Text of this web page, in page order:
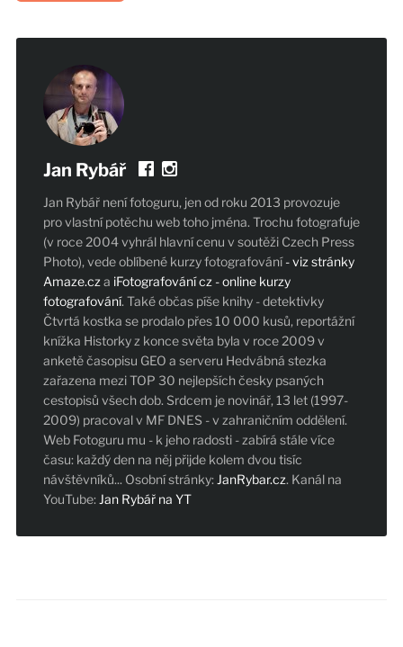
Jan Rybář
Jan Rybář není fotoguru, jen od roku 2013 provozuje
pro vlastní potěchu web toho jména. Trochu fotografuje
(v roce 2004 vyhrál hlavní cenu v soutěži Czech Press
Photo), vede oblíbené kurzy fotografování- viz stránky
Amaze.cz a iFotografování cz - online kurzy
fotografování. Také občas píše knihy - detektivky
Čtvrtá kostka se prodalo přes 10 000 kusů, reportážní
knížka Historky z konce světa byla v roce 2009 v
anketě časopisu GEO a serveru Hedvábná stezka
zařazena mezi TOP 30 nejlepších česky psaných
cestopisů všech dob. Srdcem je novinář, 13 let (1997-
2009) pracoval v MF DNES - v zahraničním oddělení.
Web Fotoguru mu - k jeho radosti - zabírá stále více
času: každý den na něj přijde kolem dvou tisíc
návštěvníků... Osobní stránky: JanRybar.cz. Kanál na
YouTube: Jan Rybář na YT